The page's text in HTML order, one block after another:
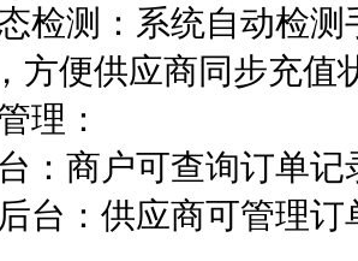
检测：系统自动检
方便供应商同步充值
理：
：商户可查询订单记
台：供应商可管理